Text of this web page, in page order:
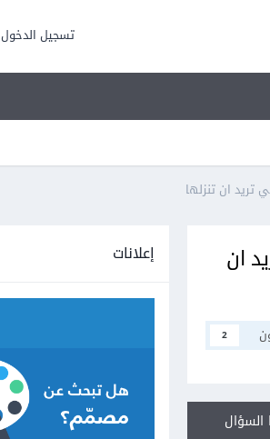
تسجيل الدخول
تريد ان تنزلها
ان
2
إعلانات